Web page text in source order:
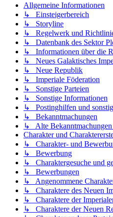
Allgemeine Informationen
↳ Einsteigerbereich
↳ Storyline
↳ Regelwerk und
↳ Datenbank des Sektor
↳ Informationen über die
↳ Neues Galaktisches
↳ Neue Republik
↳ Imperiale Föderation
↳ Sonstige Parteien
↳ Sonstige Informationen
↳ Postinghilfen und
↳ Bekanntmachungen
↳ Alte
Charakter und
↳ Charakter- und
↳ Bewerbung
↳ Charaktergesuche und
↳ Bewerbungen
↳ Angenommene
↳ Charaktere des Neuen
↳ Charaktere der
↳ Charaktere der Neuen